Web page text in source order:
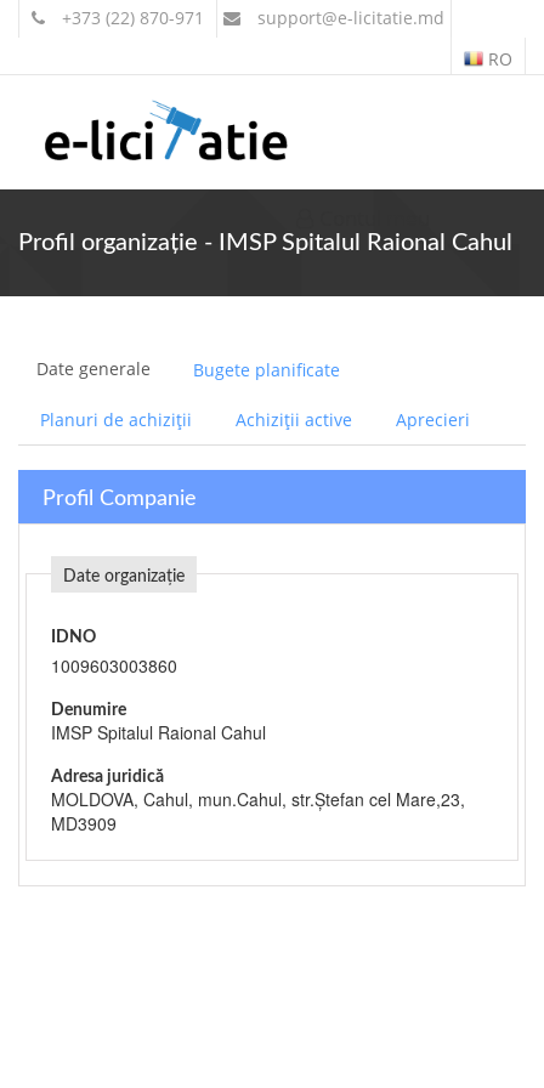
+373 (22) 870-971 support@e-licitatie.md
RO
Profil organizație - IMSP Spitalul Raional Cahul
Date generale Bugete planificate
Planuri de achiziții Achiziții active Aprecieri
Profil Companie
Date organizație
IDNO
1009603003860
Denumire
IMSP Spitalul Raional Cahul
Adresa juridică
MOLDOVA, Cahul, mun.Cahul, str.Ștefan cel Mare,23,
MD3909